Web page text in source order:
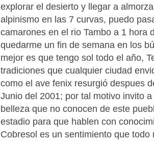
explorar el desierto y llegar a
alpinismo en las 7 curvas, puedo
camarones en el rio Tambo a 1 hora
quedarme un fin de semana en los
mejor es que tengo sol todo el año,
tradiciones que cualquier ciudad
como el ave fenix resurgió despues
Junio del 2001; por tal motivo invito
belleza que no conocen de este
estadio para que hablen con
Cobresol es un sentimiento que